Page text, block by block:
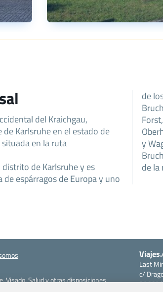
del Kraichgau,
Karlsruhe en el estado de
en la ruta
de Karlsruhe y es
espárragos de Europa y uno
de
y
de
Visado, Salud y otras disposiciones
Last
c/
38660